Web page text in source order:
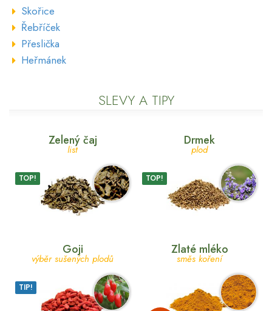
Skořice
Řebříček
Přeslička
Heřmánek
SLEVY A TIPY
Zelený čaj
list
TOP!
Drmek
plod
TOP!
Goji
výběr sušených plodů
TIP!
Zlaté mléko
směs koření